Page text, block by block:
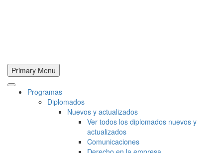
Primary Menu
Programas
Diplomados
Nuevos y actualizados
Ver todos los diplomados nuevos y
actualizados
Comunicaciones